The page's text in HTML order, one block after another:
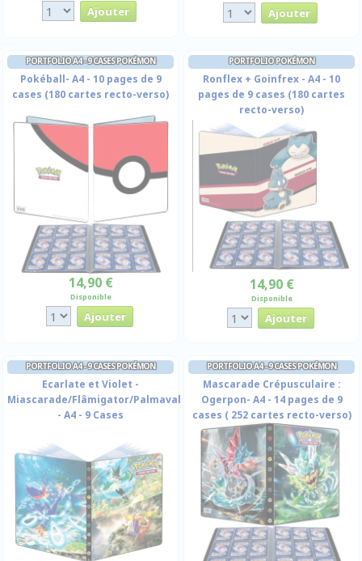
PORTFOLIO A4 - 9 CASES POKÉMON
Pokéball- A4 - 10 pages de 9
cases (180 cartes recto-verso)
14,90 €
Disponible
PORTFOLIO POKÉMON
Ronflex + Goinfrex - A4 - 10
pages de 9 cases (180 cartes
recto-verso)
14,90 €
Disponible
PORTFOLIO A4 - 9 CASES POKÉMON
Ecarlate et Violet -
Miascarade/Flâmigator/Palmaval
- A4 - 9 Cases
PORTFOLIO A4 - 9 CASES POKÉMON
Mascarade Crépusculaire :
Ogerpon- A4 - 14 pages de 9
cases ( 252 cartes recto-verso)